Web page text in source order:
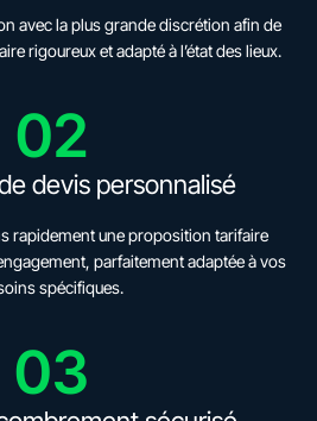
avec la plus grande discrétion afin de
rigoureux et adapté à l’état des lieux.
02
devis personnalisé
rapidement une proposition tarifaire
parfaitement adaptée à vos
spécifiques.
03